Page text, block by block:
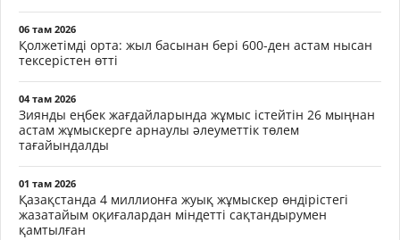
06 там 2026
Қолжетімді орта: жыл басынан бері 600-ден астам нысан
тексерістен өтті
04 там 2026
Зиянды еңбек жағдайларында жұмыс істейтін 26 мыңнан
астам жұмыскерге арнаулы әлеуметтік төлем
тағайындалды
01 там 2026
Қазақстанда 4 миллионға жуық жұмыскер өндірістегі
жазатайым оқиғалардан міндетті сақтандырумен
қамтылған